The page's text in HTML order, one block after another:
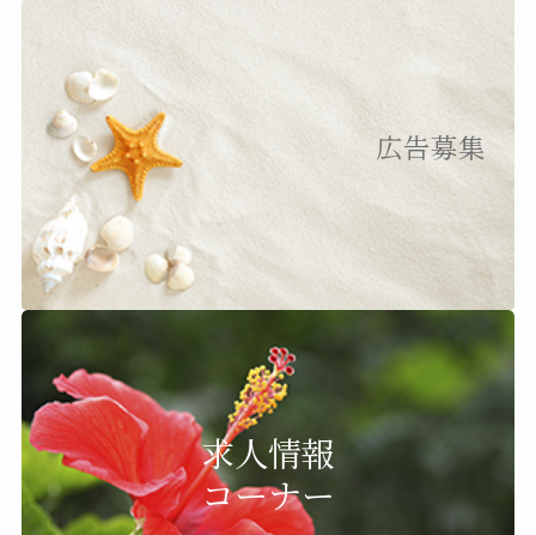
広告募集
求人情報
コーナー